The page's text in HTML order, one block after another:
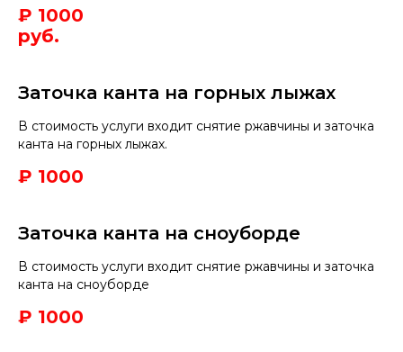
₽ 1000
руб.
Заточка канта на горных лыжах
В стоимость услуги входит снятие ржавчины и заточка
канта на горных лыжах.
₽ 1000
Заточка канта на сноуборде
В стоимость услуги входит снятие ржавчины и заточка
канта на сноуборде
₽ 1000